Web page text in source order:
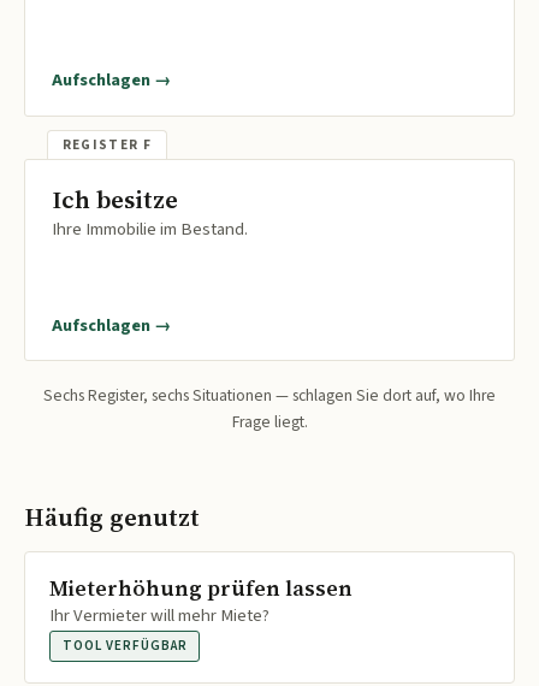
Aufschlagen →
Ich besitze
Ihre Immobilie im Bestand.
Aufschlagen →
Sechs Register, sechs Situationen — schlagen Sie dort auf, wo Ihre
Frage liegt.
Häufig genutzt
Mieterhöhung prüfen lassen
Ihr Vermieter will mehr Miete?
TOOL VERFÜGBAR